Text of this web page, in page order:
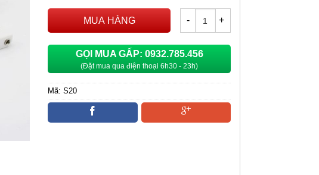
MUA HÀNG
GỌI MUA GẤP: 0932.785.456
(Đặt mua qua điện thoại 6h30 - 23h)
Mã:S20
Danh mục:
PHỤ KIỆN BÀN XẾP GỌN